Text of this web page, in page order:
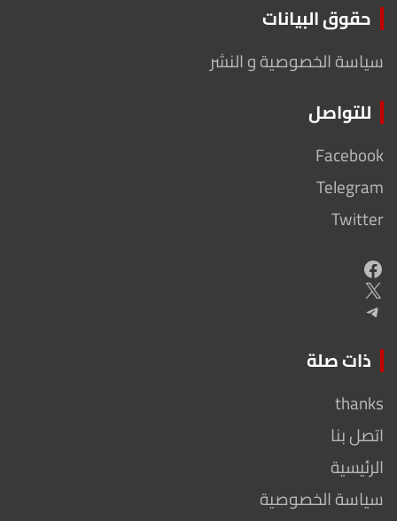
حقوق البيانات
سياسة الخصوصية و النشر
للتواصل
Facebook
Telegram
Twitter
Facebook
X
Telegram
ذات صلة
thanks
اتصل بنا
الرئيسية
سياسة الخصوصية